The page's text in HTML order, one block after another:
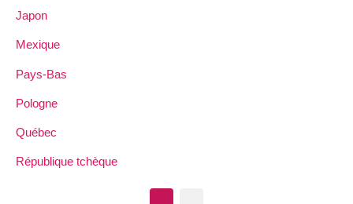
Japon
Mexique
Pays-Bas
Pologne
Québec
République tchèque